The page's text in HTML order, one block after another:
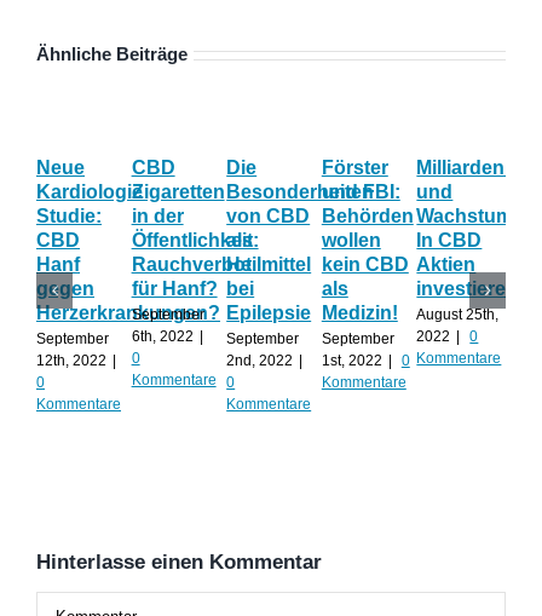
Ähnliche Beiträge
Neue
Kardiologie
Studie:
CBD
Hanf
gegen
Herzerkrankungen?
September
12th, 2022
0
Kommentare
CBD
Zigaretten
in der
Öffentlichkeit:
Rauchverbot
für Hanf?
September
6th, 2022
0
Kommentare
Die
Besonderheiten
von CBD
als
Heilmittel
bei
Epilepsie
September
2nd, 2022
0
Kommentare
Förster
und FBI:
Behörden
wollen
kein CBD
als
Medizin!
September
1st, 2022
0
Kommentare
und
Wachstum:
In CBD
Aktien
investieren?
August 25th,
2022
0
Kommentare
Hinterlasse einen Kommentar